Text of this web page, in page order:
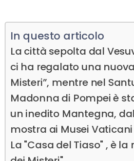
In questo articolo
La città sepolta dal
ci ha regalato una
Misteri”, mentre nel
Madonna di Pompei è
un inedito Mantegna,
mostra ai Musei Vaticani
La "Casa del Tiaso" , è la